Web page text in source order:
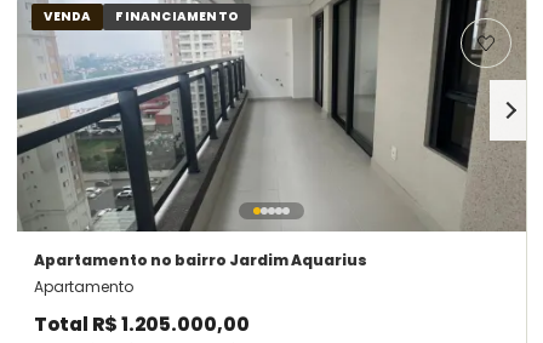
VENDA FINANCIAMENTO
Apartamento no bairro Jardim Aquarius
Apartamento
Total R$ 1.205.000,00